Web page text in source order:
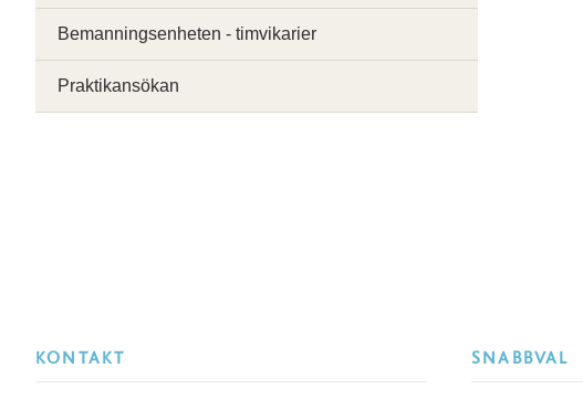
Bemanningsenheten - timvikarier
Praktikansökan
KONTAKT SNABBVAL